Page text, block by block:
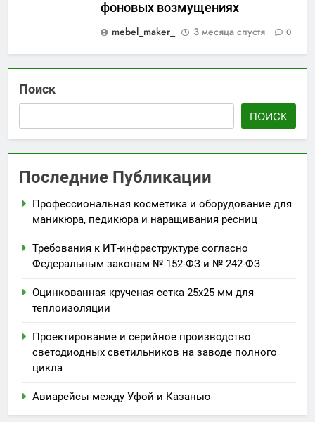
фоновых возмущениях
mebel_maker_
3 месяца спустя 0
Поиск
ПОИСК
Последние Публикации
Профессиональная косметика и оборудование для
маникюра, педикюра и наращивания ресниц
Требования к ИТ-инфраструктуре согласно
Федеральным законам № 152-ФЗ и № 242-ФЗ
Оцинкованная крученая сетка 25х25 мм для
теплоизоляции
Проектирование и серийное производство
светодиодных светильников на заводе полного
цикла
Авиарейсы между Уфой и Казанью